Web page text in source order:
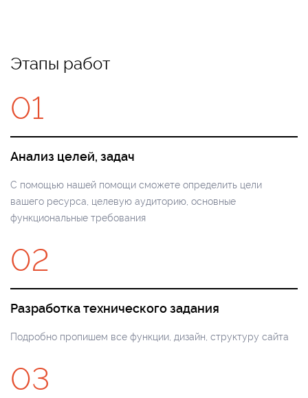
Этапы работ
01
Анализ целей, задач
С помощью нашей помощи сможете определить цели
вашего ресурса, целевую аудиторию, основные
функциональные требования
02
Разработка технического задания
Подробно пропишем все функции, дизайн, структуру сайта
03